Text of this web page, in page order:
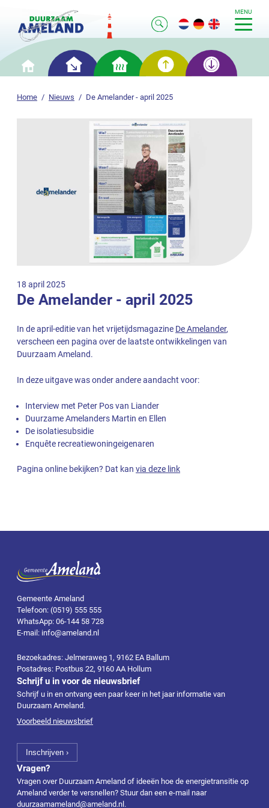
MENU
Home Nieuws De Amelander - april 2025
18 april 2025
De Amelander - april 2025
In de april-editie van het vrijetijdsmagazine De Amelander,
verscheen een pagina over de laatste ontwikkelingen van
Duurzaam Ameland.
In deze uitgave was onder andere aandacht voor:
Interview met Peter Pos van Liander
Duurzame Amelanders Martin en Ellen
De isolatiesubsidie
Enquête recreatiewoningeigenaren
Pagina online bekijken? Dat kan via deze link
Gemeente Ameland
Telefoon: (0519) 555 555
WhatsApp: 06-144 58 728
E-mail: info@ameland.nl
Bezoekadres: Jelmeraweg 1, 9162 EA Ballum
Postadres: Postbus 22, 9160 AA Hollum
Schrijf u in voor de nieuwsbrief
Schrijf u in en ontvang een paar keer in het jaar informatie van
Duurzaam Ameland.
Voorbeeld nieuwsbrief
Vragen?
Vragen over Duurzaam Ameland of ideeën hoe de energietransitie op
Ameland verder te versnellen? Stuur dan een e-mail naar
duurzaamameland@ameland.nl .